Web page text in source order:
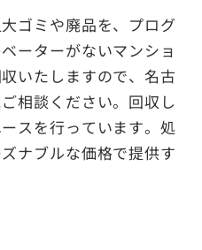
ゴミや廃品を、プログ
ーターがないマンショ
いたしますので、名古
相談ください。回収し
スを行っています。処
ナブルな価格で提供す